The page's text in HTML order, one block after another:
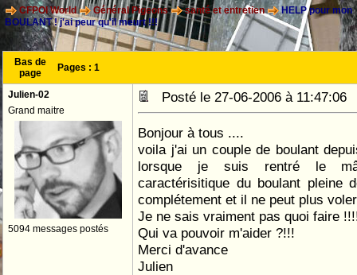
CFPOI World Général Pigeons santé et entretien
HELP pour mon
BOULANT ! j'ai peur qu'il meurt !!!
Bas de
page
Pages : 1
Julien-02
Grand maitre
5094 messages postés
Posté le 27-06-2006 à
Bonjour à tous ....
voila j'ai un couple de boulant
lorsque je suis rentré le
caractérisitique du boulant pleine
complétement et il ne peut plus
Je ne sais vraiment pas quoi faire
Qui va pouvoir m'aider ?!!!
Merci d'avance
Julien